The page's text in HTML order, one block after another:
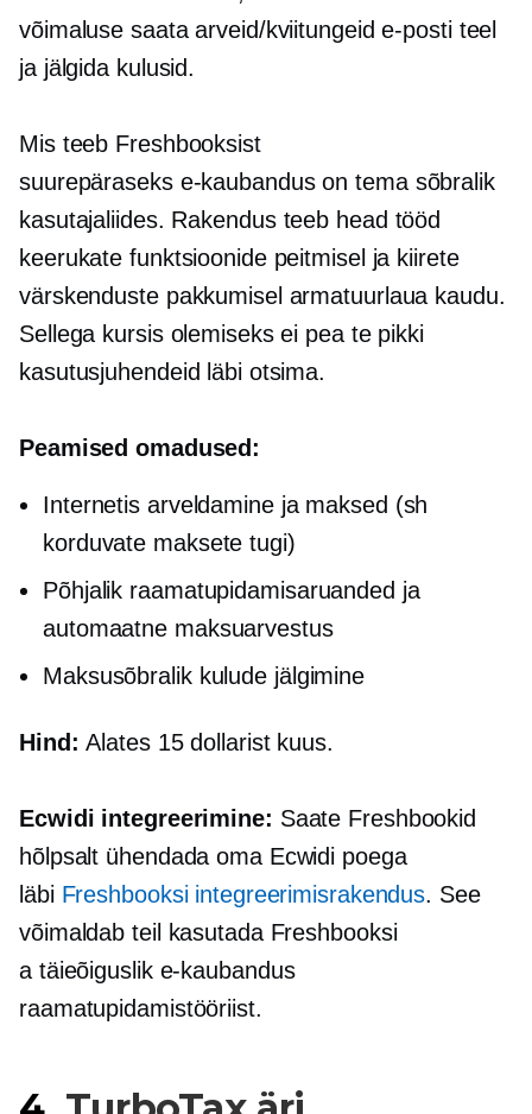
võimaluse saata arveid/kviitungeid e-posti teel
ja jälgida kulusid.
Mis teeb Freshbooksist
suurepäraseks e-kaubanduson tema sõbralik
kasutajaliides. Rakendus teeb head tööd
keerukate funktsioonide peitmisel ja kiirete
värskenduste pakkumisel armatuurlaua kaudu.
Sellega kursis olemiseks ei pea te pikki
kasutusjuhendeid läbi otsima.
Peamised omadused:
Internetis arveldamine ja maksed (sh
korduvate maksete tugi)
Põhjalik raamatupidamisaruanded ja
automaatne maksuarvestus
Maksusõbralikkulude jälgimine
Hind:Alates 15 dollarist kuus.
Ecwidi integreerimine: Saate Freshbookid
hõlpsalt ühendada oma Ecwidi poega
läbi Freshbooksi integreerimisrakendus. See
võimaldab teil kasutada Freshbooksi
a täieõiguslik e-kaubandus
raamatupidamistööriist.